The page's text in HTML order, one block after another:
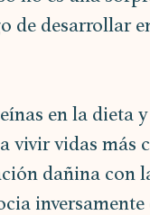
de desarrollar
en la dieta
vivir vidas más
dañina con